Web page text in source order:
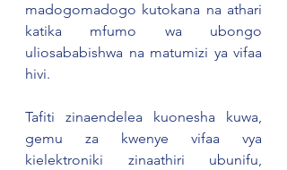
madogomadogo kutokana na athari
katika mfumo wa ubongo
uliosababishwa na matumizi ya vifaa
hivi.
Tafiti zinaendelea kuonesha kuwa,
gemu za kwenye vifaa vya
kielektroniki zinaathiri ubunifu,